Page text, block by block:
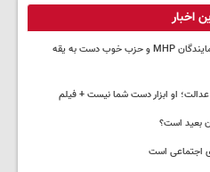
اخبار
تنش بر سر میراث ملی گرایی ترکی؛ نمایندگان MHP و حزب خوب دست به یقه
او ابزار دست شما نیست + فیلم
بعید است؟
اجتماعی است